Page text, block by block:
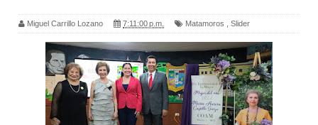
Miguel Carrillo Lozano 7:11:00 p.m. Matamoros Slider